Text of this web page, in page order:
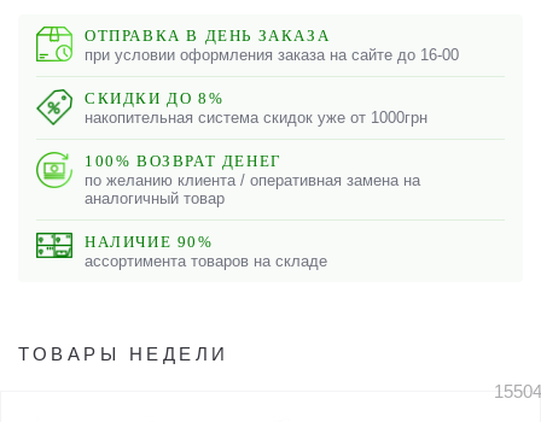
ОТПРАВКА В ДЕНЬ ЗАКАЗА
при условии оформления заказа на сайте до 16-00
СКИДКИ ДО 8%
накопительная система скидок уже от 1000грн
100% ВОЗВРАТ ДЕНЕГ
по желанию клиента / оперативная замена на
аналогичный товар
НАЛИЧИЕ 90%
ассортимента товаров на складе
ТОВАРЫ НЕДЕЛИ